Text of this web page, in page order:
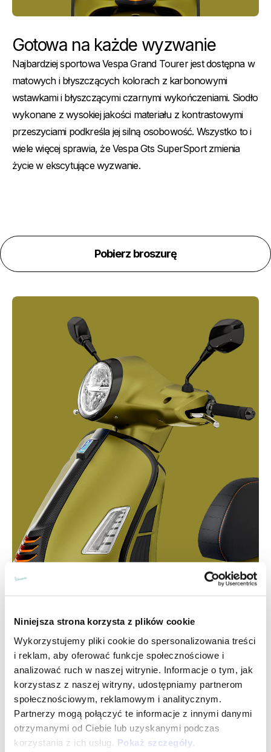
Niniejsza strona korzysta z plików cookie
Wykorzystujemy pliki cookie do spersonalizowania treści
i reklam, aby oferować funkcje społecznościowe i
analizować ruch w naszej witrynie. Informacje o tym, jak
korzystasz z naszej witryny, udostępniamy partnerom
społecznościowym, reklamowym i analitycznym.
Partnerzy mogą połączyć te informacje z innymi danymi
otrzymanymi od Ciebie lub uzyskanymi podczas
korzystania z ich usług. Pokaż szczegóły
Gotowa na każde wyzwanie
Najbardziej sportowa Vespa Grand Tourer jest dostępna w
matowych i błyszczących kolorach z karbonowymi
wstawkami i błyszczącymi czarnymi wykończeniami. Siodło
wykonane z wysokiej jakości materiału z kontrastowymi
przeszyciami podkreśla jej silną osobowość. Wszystko to i
wiele więcej sprawia, że Vespa Gts SuperSport zmienia
życie w ekscytujące wyzwanie.
Pobierz broszurę